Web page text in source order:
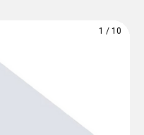
1 / 10